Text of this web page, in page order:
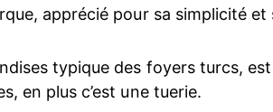
apprécié pour sa simplicité et
typique des foyers turcs,
en plus c’est une tuerie.